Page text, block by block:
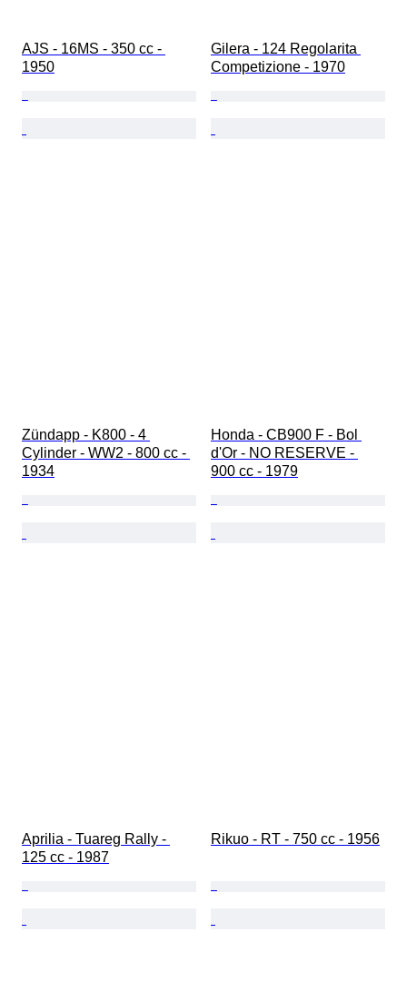
AJS - 16MS - 350 cc -
1950
Gilera - 124 Regolarita
Competizione - 1970
Zündapp - K800 - 4
Cylinder - WW2 - 800 cc -
1934
Honda - CB900 F - Bol
d'Or - NO RESERVE -
900 cc - 1979
Aprilia - Tuareg Rally -
125 cc - 1987
Rikuo - RT - 750 cc - 1956